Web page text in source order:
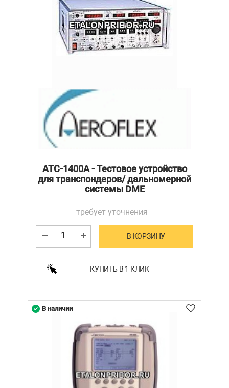
ATC-1400A - Тестовое устройство
для транспондеров/ дальномерной
системы DME
требует уточнения
В КОРЗИНУ
КУПИТЬ В 1 КЛИК
В наличии